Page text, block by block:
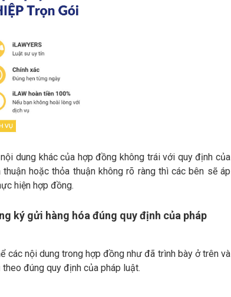
dung khác của hợp đồng không trái với quy định của
hoặc thỏa thuận không rõ ràng thì các bên sẽ áp
hiện hợp đồng.
ký gửi hàng hóa đúng quy định của pháp
các nội dung trong hợp đồng như đã trình bày ở trên và
đúng quy định của pháp luật.